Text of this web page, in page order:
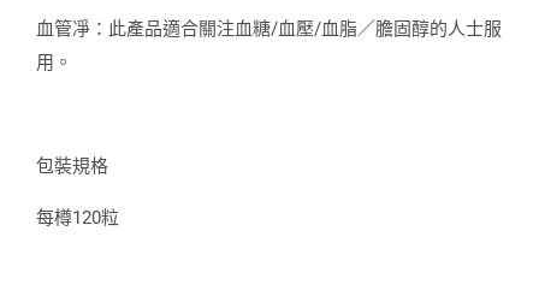
血管凈：此產品適合關注血糖/血壓/血脂／膽固醇的人士服
用。
包裝規格
每樽120粒